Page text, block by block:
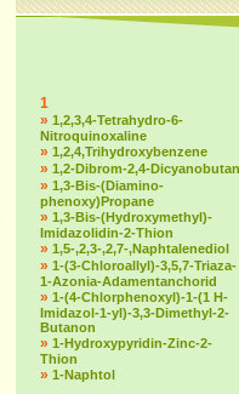
1
» 1,2,3,4-Tetrahydro-6-
Nitroquinoxaline
» 1,2,4,Trihydroxybenzene
» 1,2-Dibrom-2,4-Dicyanobutan
» 1,3-Bis-(Diamino-
phenoxy)Propane
» 1,3-Bis-(Hydroxymethyl)-
Imidazolidin-2-Thion
» 1,5-,2,3-,2,7-,Naphtalenediol
» 1-(3-Chloroallyl)-3,5,7-Triaza-
1-Azonia-Adamentanchorid
» 1-(4-Chlorphenoxyl)-1-(1 H-
Imidazol-1-yl)-3,3-Dimethyl-2-
Butanon
» 1-Hydroxypyridin-Zinc-2-
Thion
» 1-Naphtol